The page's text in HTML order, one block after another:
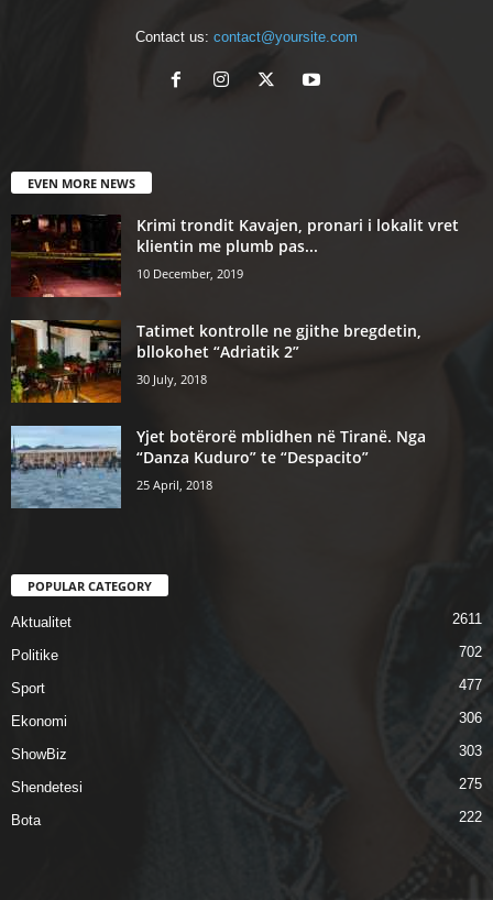
Contact us: contact@yoursite.com
EVEN MORE NEWS
Krimi trondit Kavajen, pronari i lokalit vret
klientin me plumb pas...
10 December, 2019
Tatimet kontrolle ne gjithe bregdetin,
bllokohet “Adriatik 2”
30 July, 2018
Yjet botërorë mblidhen në Tiranë. Nga
“Danza Kuduro” te “Despacito”
25 April, 2018
POPULAR CATEGORY
Aktualitet 2611
Politike 702
Sport 477
Ekonomi 306
ShowBiz 303
Shendetesi 275
Bota 222